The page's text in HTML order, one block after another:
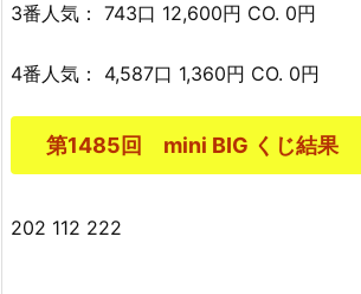
3番人気： 743口 12,600円 CO. 0円
4番人気： 4,587口 1,360円 CO. 0円
第1485回 mini BIG くじ結果
202 112 222